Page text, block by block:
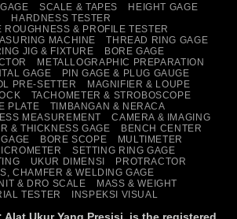
SCALE & TAPES
HEIGHT GAGE
HARDNESS TESTER
ROUGHNESS & PROFILE TESTER
MACHINE
THREAD RING GAGE
JIG & FIXTURE
BORE GAGE
METALLOGRAPHIC PREPARATION
GAGE
PIN GAGE & PLUG GAUGE
PRE-SETTER
MAGNIFIER & LOUPE
TACHOMETER & STROBOSCOPE
PLATE
TIMBANGAN & NERACA
MEASUREMENT
CAMERA & IMAGING
& THICKNESS GAGE
BENCH CENTER
BORE SCOPE
MULTIMETER
SETTING RING GAGE
UKUR DIMENSI
PROTRACTOR
CHAMFER & WELDING GAGE
& DRO SCALE
MASS & WEIGHT
TESTER
INSPEKSI VISUAL